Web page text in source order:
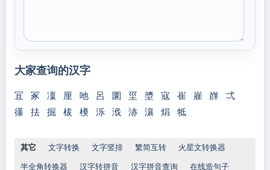
大家查询的汉字
冝 冢 凜 厘 吔 呂 圜 坙 墏 寇 崔 嵟 嶭
弌
忁
抾 掘 柭 橂 泺 浌 浾 瀼 焆 牴
其它 文字转换 文字竖排 繁简互转 火星文转换器
半全角转换器 汉字转拼音 汉字拼音查询 在线造句子